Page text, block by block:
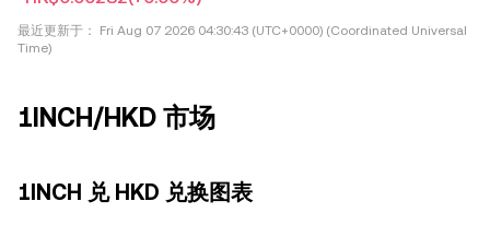
最近更新于：
Fri Aug 07 2026 04:30:43 (UTC+0000) (Coordinated Universal
Time)
1INCH/HKD 市场
1INCH 兑 HKD 兑换图表